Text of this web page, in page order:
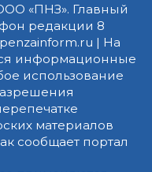
«ПНЗ». Главный
редакции 8
| На
информационные
использование
материалов
сообщает портал